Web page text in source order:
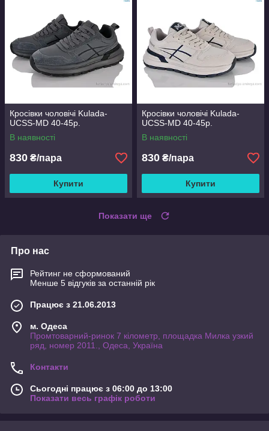
Кросівки чоловічі Kulada-
UCSS-MD 40-45р.
В наявності
830 ₴/пара
Купити
Кросівки чоловічі Kulada-
UCSS-MD 40-45р.
В наявності
830 ₴/пара
Купити
Показати ще
Про нас
Рейтинг не сформований
Менше 5 відгуків за останній рік
Працює з 21.06.2013
м. Одеса
Промтоварний-ринок 7 кілометр, площадка Милка узкий
ряд, номер 2011., Одеса, Україна
Контакти
Сьогодні працює з 06:00 до 13:00
Показати весь графік роботи